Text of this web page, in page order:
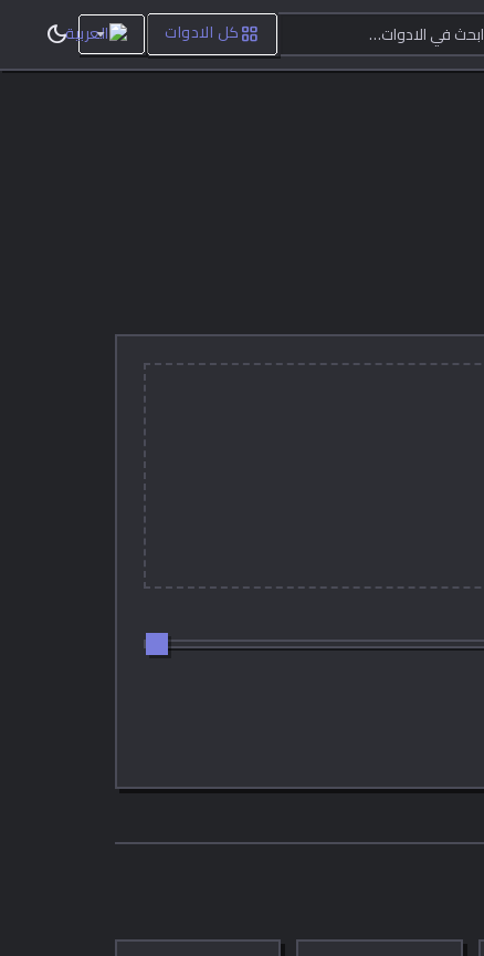
ابحث في الادوات… grid_view كل الادوات dark_mode